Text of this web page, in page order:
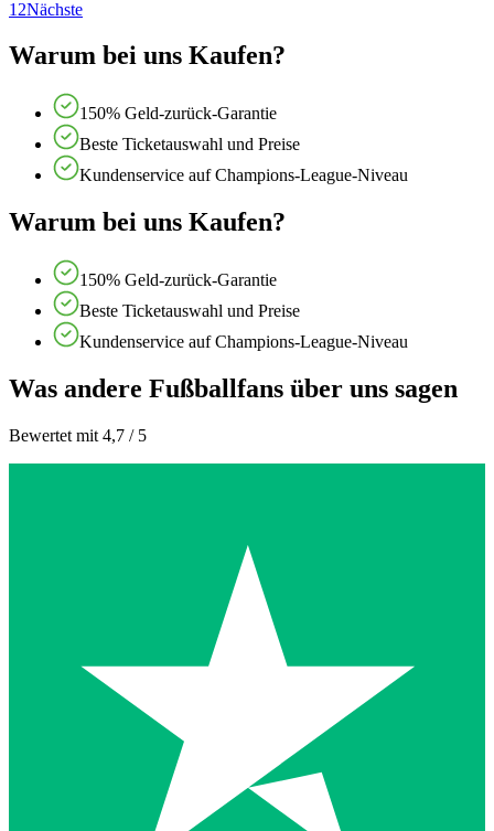
1 2Nächste
Warum bei uns Kaufen?
150% Geld-zurück-Garantie
Beste Ticketauswahl und Preise
Kundenservice auf Champions-League-Niveau
Warum bei uns Kaufen?
150% Geld-zurück-Garantie
Beste Ticketauswahl und Preise
Kundenservice auf Champions-League-Niveau
Was andere Fußballfans über uns sagen
Bewertet mit 4,7 / 5